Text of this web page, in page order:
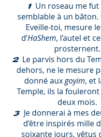
1 Un roseau me
semblable à un bâton.
Eveille-toi, mesure
d’HaShem, l’autel et
prosternent.
2 Le parvis hors du
dehors, ne le mesure
donné auxgoyim, et
Temple, ils la
deux mois.
3 Je donnerai à mes
d’être inspirés mille
soixante jours, vêtus